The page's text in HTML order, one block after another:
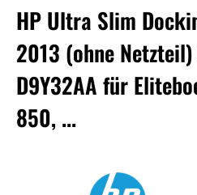
HP Ultra Slim
2013 (ohne Netzteil)
D9Y32AA für
850, ...